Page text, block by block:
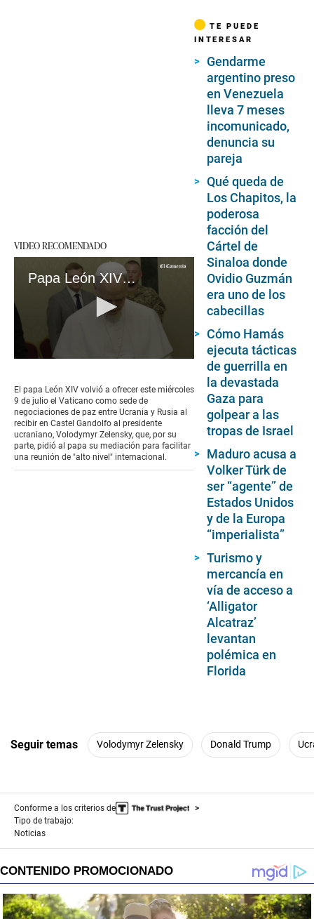
VIDEO RECOMENDADO
Papa León XIV ofrece el Vaticano para negociar la paz y Volodymy Zelensky pide una cumbre internacional
of
1
minute,
45
seconds
El papa León XIV volvió a ofrecer este miércoles
9 de julio el Vaticano como sede de
negociaciones de paz entre Ucrania y Rusia al
recibir en Castel Gandolfo al presidente
ucraniano, Volodymyr Zelensky, que, por su
parte, pidió al papa su mediación para facilitar
una reunión de "alto nivel" internacional.
TE PUEDE
INTERESAR
Gendarme
argentino preso
en Venezuela
lleva 7 meses
incomunicado,
denuncia su
pareja
Qué queda de
Los Chapitos, la
poderosa
facción del
Cártel de
Sinaloa donde
Ovidio Guzmán
era uno de los
cabecillas
Cómo Hamás
ejecuta tácticas
de guerrilla en
la devastada
Gaza para
golpear a las
tropas de Israel
Maduro acusa a
Volker Türk de
ser “agente” de
Estados Unidos
y de la Europa
“imperialista”
Turismo y
mercancía en
vía de acceso a
‘Alligator
Alcatraz’
levantan
polémica en
Florida
Seguir temas Volodymyr Zelensky Donald Trump
Conforme a los criterios de
Tipo de trabajo:
Noticias